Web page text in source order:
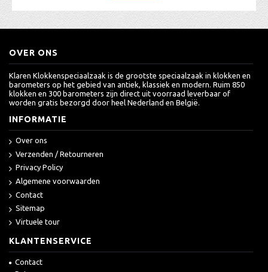
OVER ONS
Klaren Klokkenspeciaalzaak is de grootste speciaalzaak in klokken en
barometers op het gebied van antiek, klassiek en modern. Ruim 850
klokken en 300 barometers zijn direct uit voorraad leverbaar of
worden gratis bezorgd door heel Nederland en België.
INFORMATIE
Over ons
Verzenden / Retourneren
Privacy Policy
Algemene voorwaarden
Contact
Sitemap
Virtuele tour
KLANTENSERVICE
Contact